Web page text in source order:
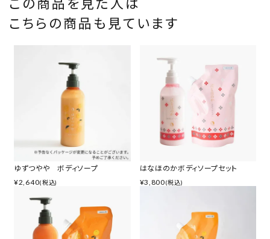
この商品を見た人は
こちらの商品も見ています
ゆずつやや ボディソープ
¥2,640(税込)
はなほのかボディソープセット
¥3,800(税込)